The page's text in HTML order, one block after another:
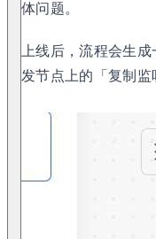
体问题。
上线后，流程会生成
发节点上的「复制监